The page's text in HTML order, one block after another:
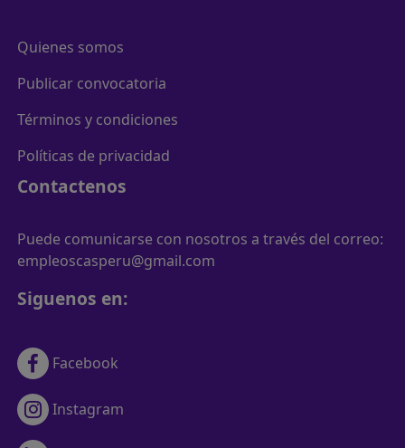
Quienes somos
Publicar convocatoria
Términos y condiciones
Políticas de privacidad
Contactenos
Puede comunicarse con nosotros a través del correo:
empleoscasperu@gmail.com
Siguenos en:
Facebook
Instagram